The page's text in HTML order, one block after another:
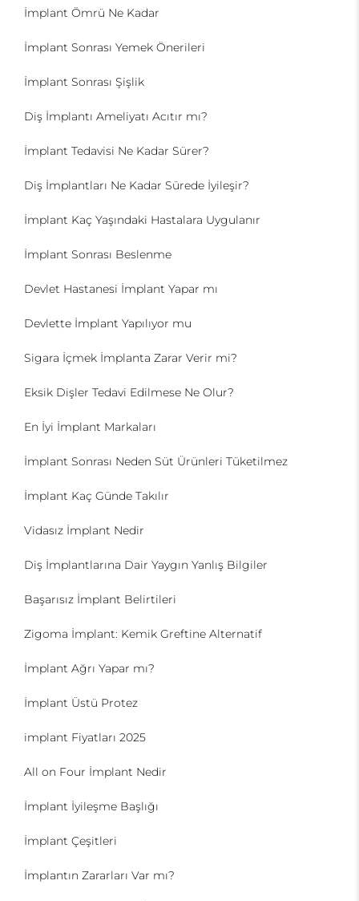
İmplant Ömrü Ne Kadar
İmplant Sonrası Yemek Önerileri
İmplant Sonrası Şişlik
Diş İmplantı Ameliyatı Acıtır mı?
İmplant Tedavisi Ne Kadar Sürer?
Diş İmplantları Ne Kadar Sürede İyileşir?
İmplant Kaç Yaşındaki Hastalara Uygulanır
İmplant Sonrası Beslenme
Devlet Hastanesi İmplant Yapar mı
Devlette İmplant Yapılıyor mu
Sigara İçmek İmplanta Zarar Verir mi?
Eksik Dişler Tedavi Edilmese Ne Olur?
En İyi İmplant Markaları
İmplant Sonrası Neden Süt Ürünleri Tüketilmez
İmplant Kaç Günde Takılır
Vidasız İmplant Nedir
Diş İmplantlarına Dair Yaygın Yanlış Bilgiler
Başarısız İmplant Belirtileri
Zigoma İmplant: Kemik Greftine Alternatif
İmplant Ağrı Yapar mı?
İmplant Üstü Protez
implant Fiyatları 2025
All on Four İmplant Nedir
İmplant İyileşme Başlığı
İmplant Çeşitleri
İmplantın Zararları Var mı?